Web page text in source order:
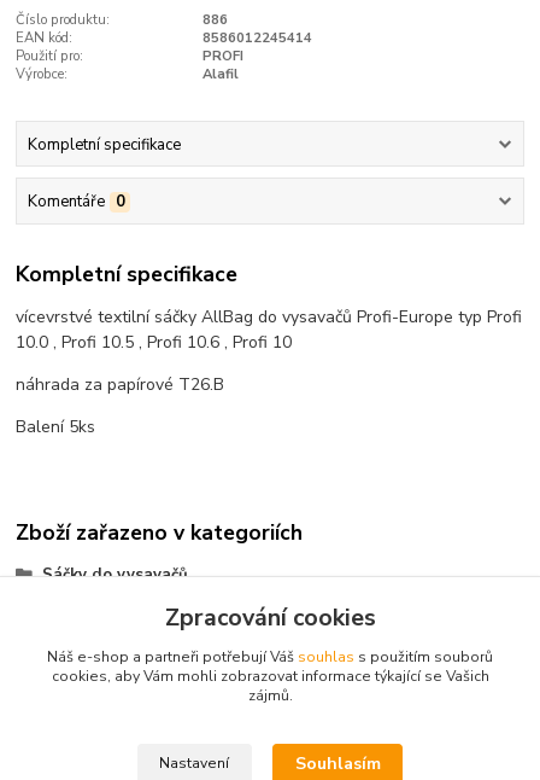
Číslo produktu:
886
EAN kód:
8586012245414
Použití pro:
PROFI
Výrobce:
Alafil
Kompletní specifikace
Komentáře 0
Kompletní specifikace
vícevrstvé textilní sáčky AllBag do vysavačů Profi-Europe typ Profi
10.0 , Profi 10.5 , Profi 10.6 , Profi 10
náhrada za papírové T26.B
Balení 5ks
Zboží zařazeno v kategoriích
Sáčky do vysavačů
Zpracování cookies
Náš e-shop a partneři potřebují Váš souhlas s použitím souborů
cookies, aby Vám mohli zobrazovat informace týkající se Vašich
zájmů.
Nastavení Souhlasím